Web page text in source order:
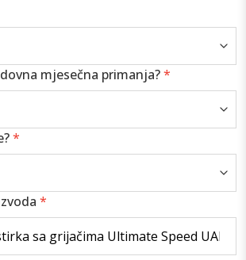
mjesečna primanja?*
*
*